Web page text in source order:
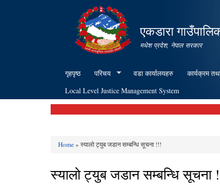
एकडारा
मधेश प्रदेश, नेपाल सरकार
गृहपृष्ठ परिचय वडा कार्यालयहरु कार्यक्रम
Local Level Justice Management System
You are here
Home» स्यालो ट्युब जडान सम्बन्धि सूचना !!!
स्यालो ट्युब जडान सम्बन्धि सूचना